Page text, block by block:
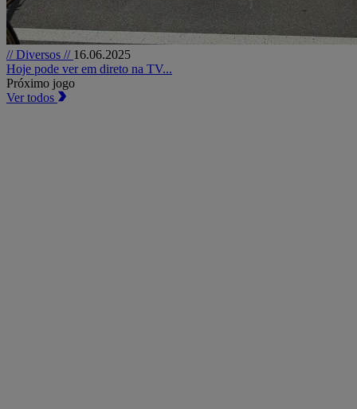
// Diversos // 16.06.2025
Hoje pode ver em direto na TV...
Próximo jogo
Ver todos